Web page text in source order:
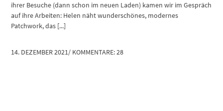
ihrer Besuche (dann schon im neuen Laden) kamen wir im Gespräch
auf ihre Arbeiten: Helen näht wunderschönes, modernes
Patchwork, das [...]
14. DEZEMBER 2021/ KOMMENTARE: 28